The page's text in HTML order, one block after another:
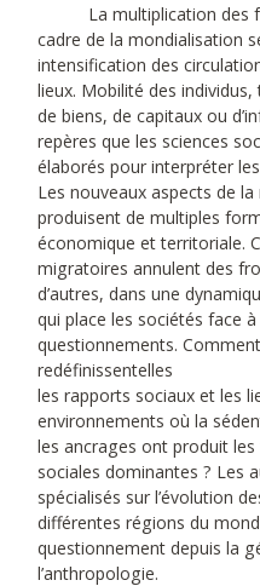
La multiplication des
cadre de la mondialisation
intensification des
lieux. Mobilité des individus,
de biens, de capitaux ou
repères que les sciences
élaborés pour interpréter
Les nouveaux aspects de
produisent de multiples
économique et territoriale.
migratoires annulent des
d’autres, dans une
qui place les sociétés face
questionnements.
redéfinissentelles
les rapports sociaux et les
environnements où la
les ancrages ont produit
sociales dominantes ? Les
spécialisés sur l’évolution
différentes régions du
questionnement depuis la
l’anthropologie.